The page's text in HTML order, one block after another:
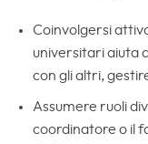
Coinvolgersi
universitari aiuta
con gli altri,
Assumere ruoli
coordinatore o il